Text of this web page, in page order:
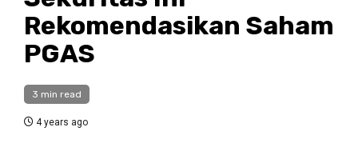
Rekomendasikan Saham
PGAS
3 min read
4 years ago